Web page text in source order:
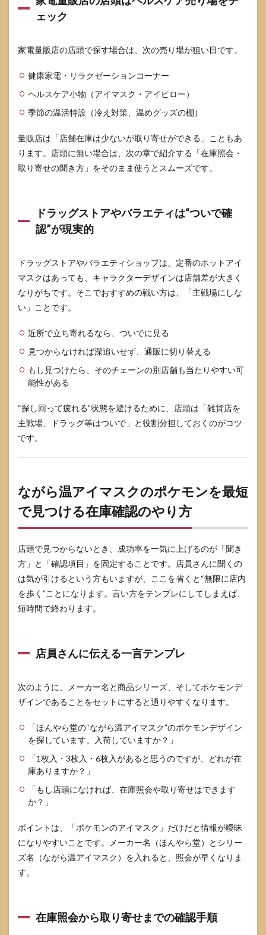
の使
い方
から
安心
8.2
使用
ほう
がよ
いケ
ース
ら温
アイ
マス
ポケ
モン
が売
り切
とき
るこ
最短
の再
待ち
は在
庫通
して
も今
日必
の現
な代
替策
10
なが
クの
でよ
る質
10.1
ニでも
買えま
で、再
販はあ
ります
か
気です
ェック
家電量販店の店頭で探す場合は、次の売り場が狙い目です。
健康家電・リラクゼーションコーナー
ヘルスケア小物（アイマスク・アイピロー）
季節の温活特設（冷え対策、温めグッズの棚）
量販店は「店舗在庫は少ないが取り寄せができる」こともあ
ります。店頭に無い場合は、次の章で紹介する「在庫照会・
取り寄せの聞き方」をそのまま使うとスムーズです。
ドラッグストアやバラエティは“ついで確
認”が現実的
ドラッグストアやバラエティショップは、定番のホットアイ
マスクはあっても、キャラクターデザインは店舗差が大きく
なりがちです。そこでおすすめの戦い方は、「主戦場にしな
い」ことです。
近所で立ち寄れるなら、ついでに見る
見つからなければ深追いせず、通販に切り替える
もし見つけたら、そのチェーンの別店舗も当たりやすい可
能性がある
“探し回って疲れる”状態を避けるために、店頭は「雑貨店を
主戦場、ドラッグ等はついで」と役割分担しておくのがコツ
です。
ながら温アイマスクのポケモンを最短
で見つける在庫確認のやり方
店頭で見つからないとき、成功率を一気に上げるのが「聞き
方」と「確認項目」を固定することです。店員さんに聞くの
は気が引けるという方もいますが、ここを省くと“無限に店内
を歩く”ことになります。言い方をテンプレにしてしまえば、
短時間で終わります。
店員さんに伝える一言テンプレ
次のように、メーカー名と商品シリーズ、そしてポケモンデ
ザインであることをセットにすると通りやすくなります。
「ほんやら堂の“ながら温アイマスク”のポケモンデザイン
を探しています。入荷していますか？」
「1枚入・3枚入・6枚入があると思うのですが、どれが在
庫ありますか？」
「もし店頭になければ、在庫照会や取り寄せはできます
か？」
ポイントは、「ポケモンのアイマスク」だけだと情報が曖昧
になりやすいことです。メーカー名（ほんやら堂）とシリー
ズ名（ながら温アイマスク）を入れると、照会が早くなりま
す。
在庫照会から取り寄せまでの確認手順